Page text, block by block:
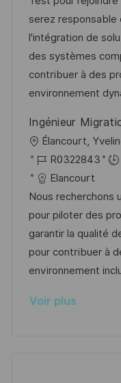
t
e
i
s
a
t
i
n
r
e
n
c
e
u
p
o
s
t
e
serez responsable
l'intégration de
des systèmes
contribuer à des
environnement
Ingénieur
o
c
a
l
i
s
a
Élancourt,
R
é
f
é
r
e
n
e
R0322843
Elancourt
Nous recherchons
pour piloter des
garantir la qualité
pour contribuer à
environnement
Voir plus